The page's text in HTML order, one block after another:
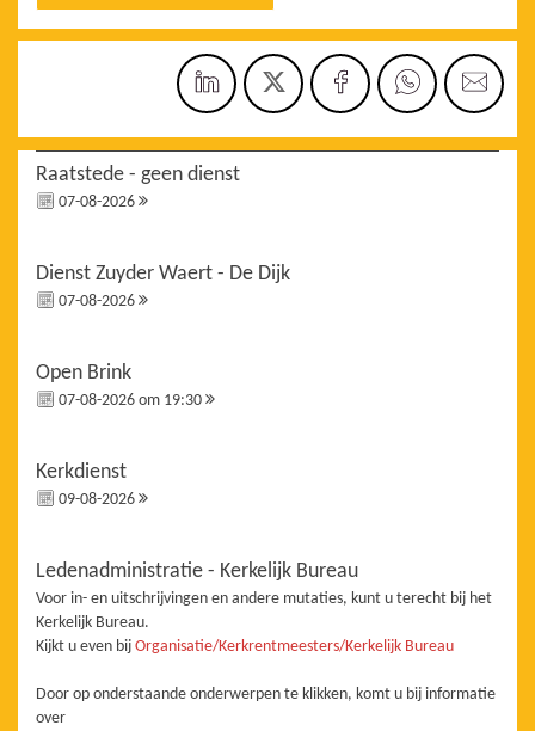
Raatstede - geen dienst
07-08-2026
Dienst Zuyder Waert - De Dijk
07-08-2026
Open Brink
07-08-2026 om 19:30
Kerkdienst
09-08-2026
Ledenadministratie - Kerkelijk Bureau
Voor in- en uitschrijvingen en andere mutaties, kunt u terecht bij het
Kerkelijk Bureau.
Kijkt u even bij Organisatie/Kerkrentmeesters/Kerkelijk Bureau
Door op onderstaande onderwerpen te klikken, komt u bij informatie
over